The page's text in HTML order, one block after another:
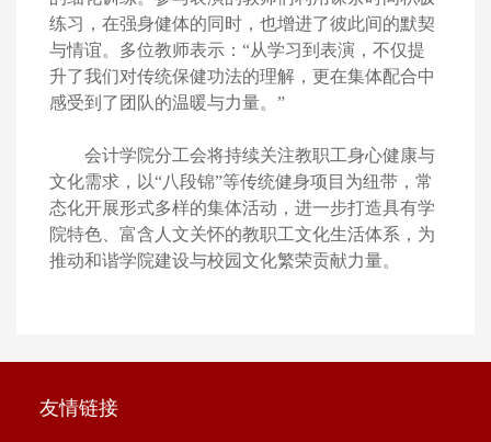
练习，在强身健体的同时，也增进了彼此间的默契
与情谊。多位教师表示： “从学习到表演，不仅提
升了我们对传统保健功法的理解，更在集体配合中
感受到了团队的温暖与力量。”
会计学院分工会将持续关注教职工身心健康与
文化需求，以“八段锦”等传统健身项目为纽带，常
态化开展形式多样的集体活动，进一步打造具有学
院特色、富含人文关怀的教职工文化生活体系，为
推动和谐学院建设与校园文化繁荣贡献力量。
友情链接